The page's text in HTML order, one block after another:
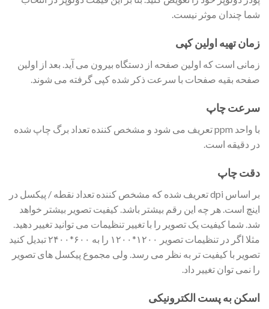
شما چندان موثر نیست.
زمان تهیه اولین کپی
زمانی است که اولین صفحه از دستگاه بیرون می آید. بعد از اولین
صفحه بقیه صفحات با سرعت ذکر شده کپی گرفته می شوند.
سرعت چاپ
با واحد ppm تعریف می شود و مشخص کننده تعداد برگ چاپ شده
در دقیقه است.
دقت چاپ
بر اساس dpi تعریف شده که مشخص کننده تعداد نقطه / پیکسل در
اینچ است. هر چه این رقم بیشتر باشد. کیفیت تصویر بیشتر خواهد
شد. شما کیفیت یک تصویر را با تغییر تنظیمات می توانید تغییر دهید.
مثلا اگر در تنظیمات تصویر ۱۲۰۰*۱۲۰۰ را به ۶۰۰*۲۴۰۰ تبدیل کنید
تصویر با کیفیت تر به نظر می رسد. ولی مجموع پیکسل های تصویر
را نمی توان تغییر داد.
اسکن به پست الکترونیکی